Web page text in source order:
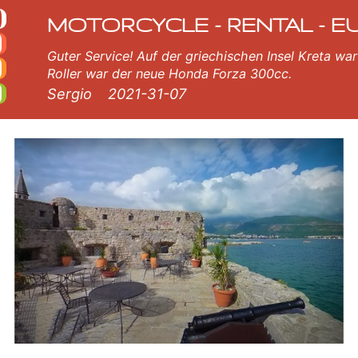
MOTORCYCLE - RENTAL -
Guter Service! Auf der griechischen Insel Kreta
Roller war der neue Honda Forza 300cc.
Sergio 2021-31-07